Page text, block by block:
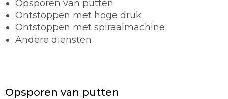
Opsporen van putten
Ontstoppen met hoge druk
Ontstoppen met spiraalmachine
Andere diensten
Opsporen van putten